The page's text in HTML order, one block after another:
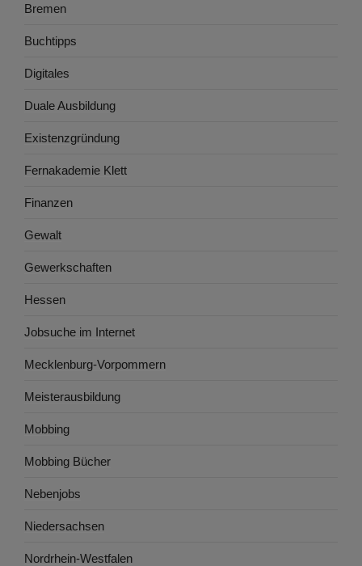
Bremen
Buchtipps
Digitales
Duale Ausbildung
Existenzgründung
Fernakademie Klett
Finanzen
Gewalt
Gewerkschaften
Hessen
Jobsuche im Internet
Mecklenburg-Vorpommern
Meisterausbildung
Mobbing
Mobbing Bücher
Nebenjobs
Niedersachsen
Nordrhein-Westfalen